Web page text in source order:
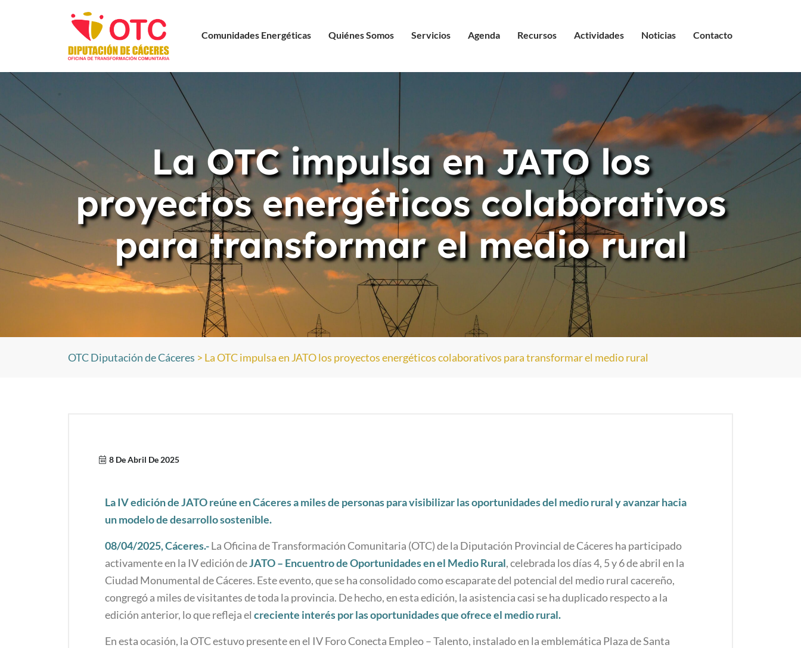
Comunidades Energéticas Quiénes Somos Servicios Agenda Recursos Actividades Noticias Contacto
La OTC impulsa en JATO los
proyectos energéticos colaborativos
para transformar el medio rural
OTC Diputación de Cáceres > La OTC impulsa en JATO los proyectos energéticos colaborativos para transformar el medio rural
8 De Abril De 2025
La IV edición de JATO reúne en Cáceres a miles de personas para visibilizar las oportunidades del medio rural y avanzar hacia
un modelo de desarrollo sostenible.
08/04/2025, Cáceres.-La Oficina de Transformación Comunitaria (OTC) de la Diputación Provincial de Cáceres ha participado
activamente en la IV edición deJATO – Encuentro de Oportunidades en el Medio Rural, celebrada los días 4, 5 y 6 de abril en la
Ciudad Monumental de Cáceres. Este evento, que se ha consolidado como escaparate del potencial del medio rural cacereño,
congregó a miles de visitantes de toda la provincia. De hecho, en esta edición, la asistencia casi se ha duplicado respecto a la
edición anterior, lo que refleja el creciente interés por las oportunidades que ofrece el medio rural.
En esta ocasión, la OTC estuvo presente en el IV Foro Conecta Empleo – Talento, instalado en la emblemática Plaza de Santa